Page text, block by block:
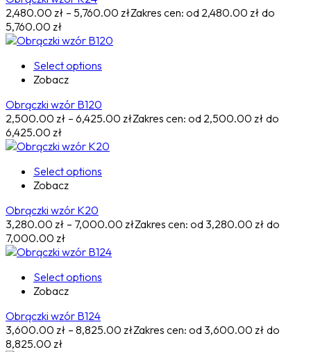
2,480.00 zł – 5,760.00 złZakres cen: od 2,480.00 zł do
5,760.00 zł
Select options
Zobacz
Obrączki wzór B120
2,500.00 zł – 6,425.00 złZakres cen: od 2,500.00 zł do
6,425.00 zł
Select options
Zobacz
Obrączki wzór K20
3,280.00 zł – 7,000.00 złZakres cen: od 3,280.00 zł do
7,000.00 zł
Select options
Zobacz
Obrączki wzór B124
3,600.00 zł – 8,825.00 złZakres cen: od 3,600.00 zł do
8,825.00 zł